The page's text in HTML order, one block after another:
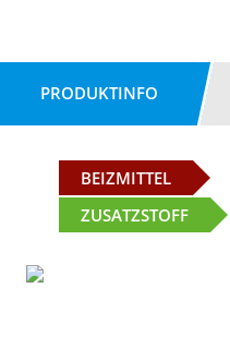
PRODUKTINFO
BEIZMITTEL
ZUSATZSTOFF